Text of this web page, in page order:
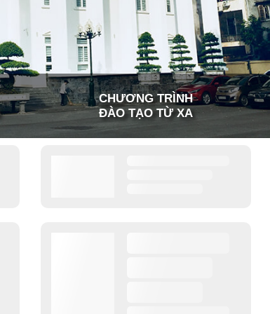
CHƯƠNG TRÌNH
ĐÀO TẠO TỪ XA